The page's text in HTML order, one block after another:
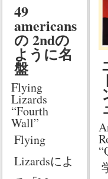
49
americans
の 2ndの
ように名
盤
Flying
Lizards
“Fourth
Wall”
Flying
Lizardsによ